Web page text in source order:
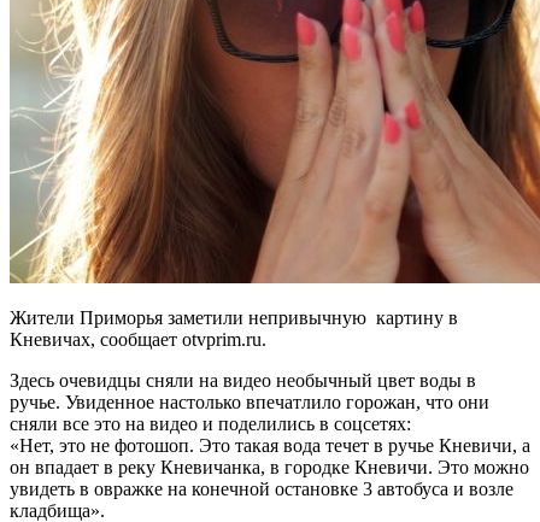
Жители Приморья заметили непривычную картину в
Кневичах, сообщает otvprim.ru.
Здесь очевидцы сняли на видео необычный цвет воды в
ручье. Увиденное настолько впечатлило горожан, что они
сняли все это на видео и поделились в соцсетях:
«Нет, это не фотошоп. Это такая вода течет в ручье Кневичи, а
он впадает в реку Кневичанка, в городке Кневичи. Это можно
увидеть в овражке на конечной остановке 3 автобуса и возле
кладбища».